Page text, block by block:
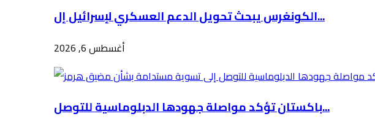
الكونغرس يبحث تحويل الدعم العسكري لإسرائيل إل...
أغسطس 6, 2026
باكستان تؤكد مواصلة جهودها الدبلوماسية للتوصل...